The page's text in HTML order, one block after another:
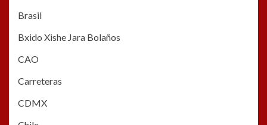
Brasil
Bxido Xishe Jara Bolaños
CAO
Carreteras
CDMX